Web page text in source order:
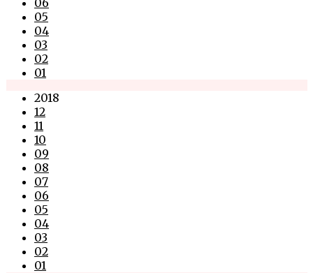
05
04
03
02
01
2018
12
11
10
09
08
07
06
05
04
03
02
01